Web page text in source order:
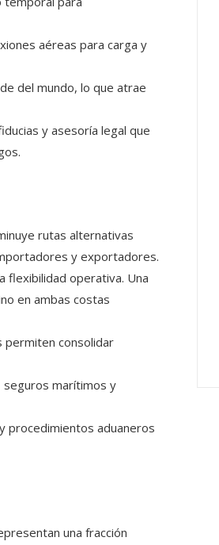
aéreas para carga y
del mundo, lo que atrae
y asesoría legal que
rutas alternativas
y exportadores.
operativa. Una
en ambas costas
permiten consolidar
seguros marítimos y
procedimientos aduaneros
una fracción